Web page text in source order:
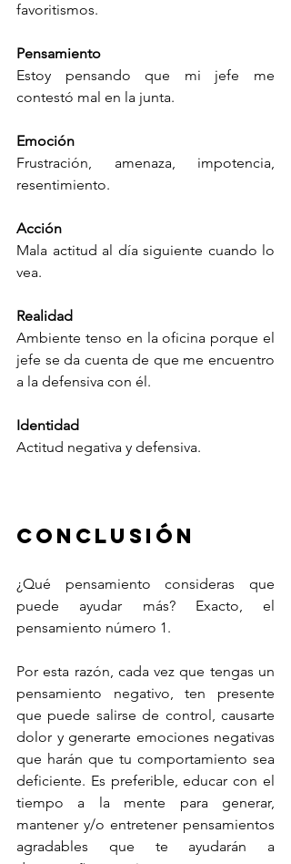
favoritismos.
Pensamiento
Estoy pensando que mi jefe me
contestó mal en la junta.
Emoción
Frustración, amenaza, impotencia,
resentimiento.
Acción
Mala actitud al día siguiente cuando lo
vea.
Realidad
Ambiente tenso en la oficina porque el
jefe se da cuenta de que me encuentro
a la defensiva con él.
Identidad
Actitud negativa y defensiva.
Conclusión
¿Qué pensamiento consideras que
puede ayudar más? Exacto, el
pensamiento número 1.
Por esta razón, cada vez que tengas un
pensamiento negativo, ten presente
que puede salirse de control, causarte
dolor y generarte emociones negativas
que harán que tu comportamiento sea
deficiente. Es preferible, educar con el
tiempo a la mente para generar,
mantener y/o entretener pensamientos
agradables que te ayudarán a